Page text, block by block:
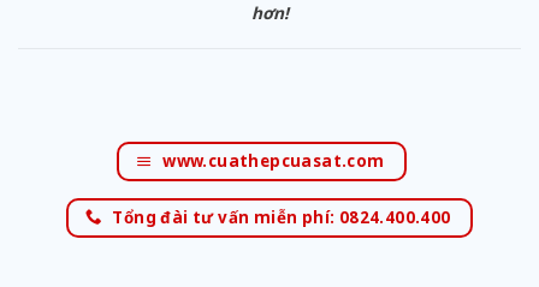
hơn!
www.cuathepcuasat.com
Tổng đài tư vấn miễn phí: 0824.400.400